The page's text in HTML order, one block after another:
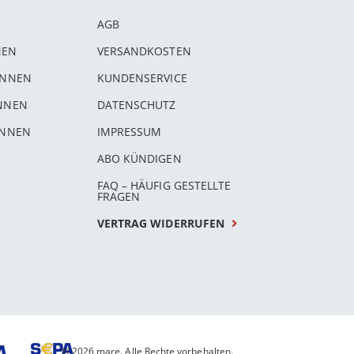
AGB
VERSANDKOSTEN
KUNDENSERVICE
DATENSCHUTZ
IMPRESSUM
ABO KÜNDIGEN
FAQ – HÄUFIG GESTELLTE
FRAGEN
VERTRAG WIDERRUFEN
© 2026 mare. Alle Rechte vorbehalten.